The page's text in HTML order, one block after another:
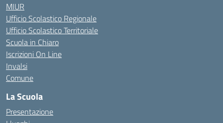
MIUR
Ufficio Scolastico Regionale
Ufficio Scolastico Territoriale
Scuola in Chiaro
Iscrizioni On Line
Invalsi
Comune
La Scuola
Presentazione